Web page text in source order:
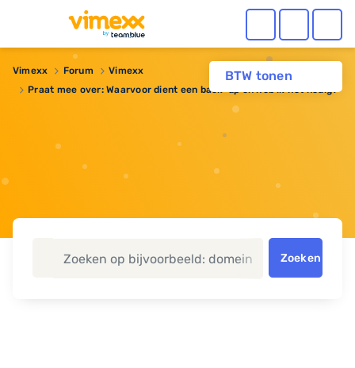
BTW tonen
Vimexx Forum
Vimexx
Praat mee over: Waarvoor dient een back-up en heb ik het nodig?
Zoeken